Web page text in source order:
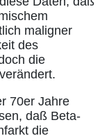
maligner
des
die
70er Jahre
daß Beta-
die